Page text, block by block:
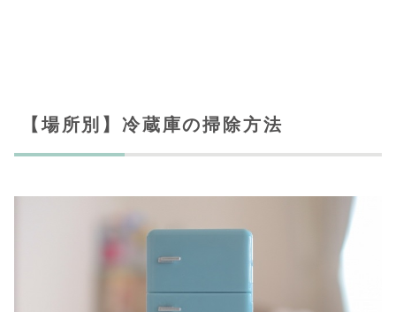
【場所別】冷蔵庫の掃除方法